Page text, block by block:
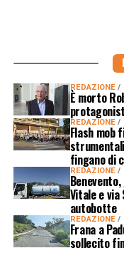
REDAZIONE
È morto
REDAZIONE
Flash mob
fingano di
REDAZIONE
Vitale e via
autobotte
REDAZIONE
Frana a
sollecito